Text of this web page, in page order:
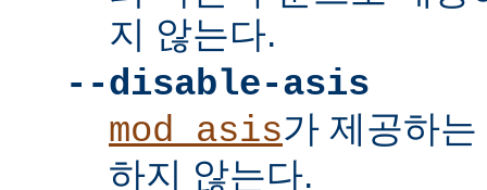
지 않는다.
--disable-asis
mod_asis가 제공하
하지 않는다.